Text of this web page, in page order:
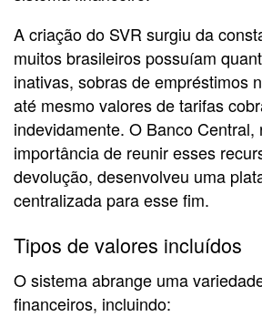
A criação do SVR surgiu da
muitos brasileiros possuíam
inativas, sobras de empréstimos
até mesmo valores de tarifas
indevidamente. O Banco Central,
importância de reunir esses
devolução, desenvolveu uma
centralizada para esse fim.
Tipos de valores incluídos
O sistema abrange uma
financeiros, incluindo: